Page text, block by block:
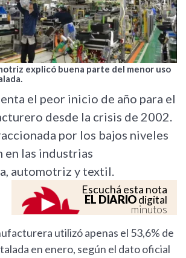
explicó buena parte del menor uso
el peor inicio de año para el
desde la crisis de 2002.
por los bajos niveles
en las industrias
automotriz y textil.
Escuchá esta nota
EL DIARIOdigital
minutos
utilizó apenas el 53,6% de
en enero, según el dato oficial